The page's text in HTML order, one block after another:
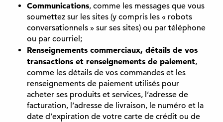
Communications, comme les messages que vous
soumettez sur les sites (y compris les « robots
conversationnels » sur ses sites) ou par téléphone
ou par courriel;
Renseignements commerciaux, détails de vos
transactions et renseignements de paiement,
comme les détails de vos commandes et les
renseignements de paiement utilisés pour
acheter ses produits et services, l’adresse de
facturation, l’adresse de livraison, le numéro et la
date d’expiration de votre carte de crédit ou de